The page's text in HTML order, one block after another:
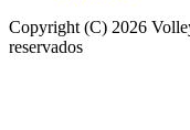
Copyright (C) 2026
reservados